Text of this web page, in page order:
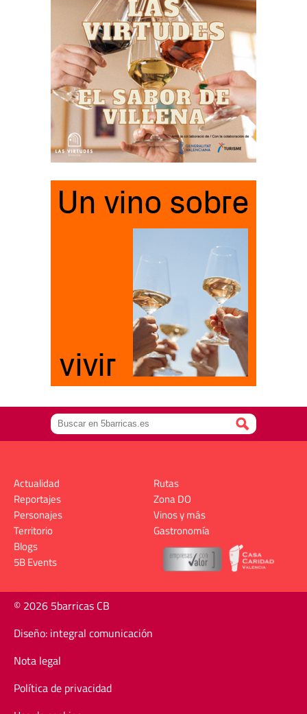
Actualidad
Reportajes
Personajes
Territorio
Rutas
Zona DO
Vinos y más
Gastronomía
Blogs
5B Events
© 2026 5barricas CB
Diseño: integral comunicación
Nota legal
Política de privacidad